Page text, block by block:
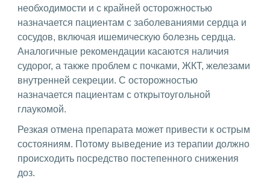
необходимости и с крайней осторожностью
назначается пациентам с заболеваниями сердца и
сосудов, включая ишемическую болезнь сердца.
Аналогичные рекомендации касаются наличия
судорог, а также проблем с почками, ЖКТ, железами
внутренней секреции. С осторожностью
назначается пациентам с открытоугольной
глаукомой.
Резкая отмена препарата может привести к острым
состояниям. Потому выведение из терапии должно
происходить посредство постепенного снижения
доз.